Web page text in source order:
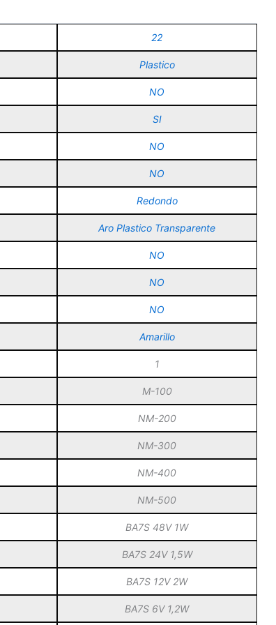
22
Plastico
NO
SI
NO
NO
Redondo
Aro Plastico Transparente
NO
NO
NO
Amarillo
1
M-100
NM-200
NM-300
NM-400
NM-500
BA7S 48V 1W
BA7S 24V 1,5W
BA7S 12V 2W
BA7S 6V 1,2W